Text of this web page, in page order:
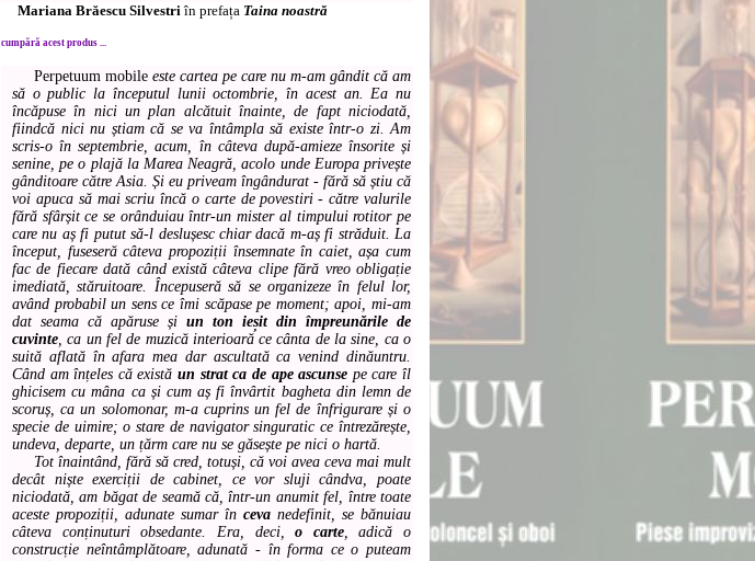
Mariana Brăescu Silvestriîn prefața Taina noastră
cumpără acest produs ...
Perpetuum mobile este cartea pe care nu m-am gândit că am
să o public la începutul lunii octombrie, în acest an. Ea nu
încăpuse în nici un plan alcătuit înainte, de fapt niciodată,
fiindcă nici nu știam că se va întâmpla să existe într-o zi. Am
scris-o în septembrie, acum, în câteva după-amieze însorite și
senine, pe o plajă la Marea Neagră, acolo unde Europa privește
gânditoare către Asia. Și eu priveam îngândurat - fără să știu că
voi apuca să mai scriu încă o carte de povestiri - către valurile
fără sfârșit ce se orânduiau într-un mister al timpului rotitor pe
care nu aș fi putut să-l deslușesc chiar dacă m-aș fi străduit. La
început, fuseseră câteva propoziții însemnate în caiet, așa cum
fac de fiecare dată când există câteva clipe fără vreo obligație
imediată, stăruitoare. Începuseră să se organizeze în felul lor,
având probabil un sens ce îmi scăpase pe moment; apoi, mi-am
dat seama că apăruse și un ton ieșit din împreunările de
cuvinte, ca un fel de muzică interioară ce cânta de la sine, ca o
suită aflată în afara mea dar ascultată ca venind dinăuntru.
Când am înțeles că existăun strat ca de ape ascunse pe care îl
ghicisem cu mâna ca și cum aș fi învârtit bagheta din lemn de
scoruș, ca un solomonar, m-a cuprins un fel de înfrigurare și o
specie de uimire; o stare de navigator singuratic ce întrezărește,
undeva, departe, un țărm care nu se găsește pe nici o hartă.
Tot înaintând, fără să cred, totuși, că voi avea ceva mai mult
decât niște exerciții de cabinet, ce vor sluji cândva, poate
niciodată, am băgat de seamă că, într-un anumit fel, între toate
aceste propoziții, adunate sumar în ceva nedefinit, se bănuiau
câteva conținuturi obsedante. Era, deci,o carte, adică o
construcție neîntâmplătoare, adunată - în forma ce o puteam